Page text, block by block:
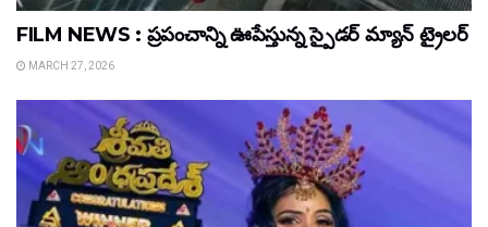
FILM NEWS : ప్రపంచాన్ని ఊపేస్తున్న స్పైడర్ మ్యాన్ ట్రైలర్
MARCH 27, 2026